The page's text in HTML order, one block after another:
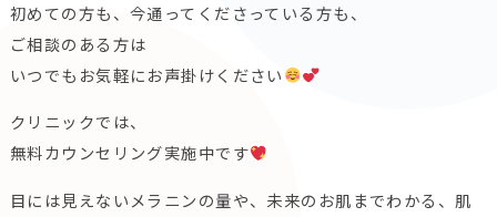
初めての方も、今通ってくださっている方も、
ご相談のある方は
いつでもお気軽にお声掛けください
クリニックでは、
無料カウンセリング実施中です
目には見えないメラニンの量や、未来のお肌までわかる、肌